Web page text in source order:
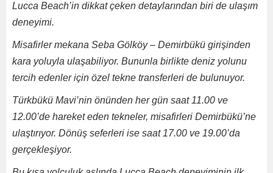
Lucca Beach’in dikkat çeken detaylarından biri de ulaşım
deneyimi.
Misafirler mekana Seba Gölköy – Demirbükü girişinden
kara yoluyla ulaşabiliyor. Bununla birlikte deniz yolunu
tercih edenler için özel tekne transferleri de bulunuyor.
Türkbükü Mavi’nin önünden her gün saat 11.00 ve
12.00’de hareket eden tekneler, misafirleri Demirbükü’ne
ulaştırıyor. Dönüş seferleri ise saat 17.00 ve 19.00’da
gerçekleşiyor.